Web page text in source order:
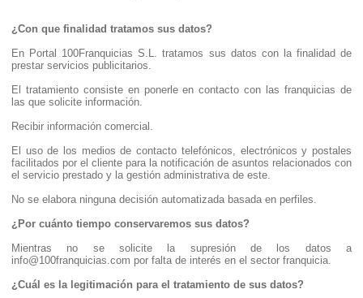
¿Con que finalidad tratamos sus datos?
En Portal 100Franquicias S.L. tratamos sus datos con la finalidad de
prestar servicios publicitarios.
El tratamiento consiste en ponerle en contacto con las franquicias de
las que solicite información.
Recibir información comercial.
El uso de los medios de contacto telefónicos, electrónicos y postales
facilitados por el cliente para la notificación de asuntos relacionados con
el servicio prestado y la gestión administrativa de este.
No se elabora ninguna decisión automatizada basada en perfiles.
¿Por cuánto tiempo conservaremos sus datos?
Mientras no se solicite la supresión de los datos a
info@100franquicias.com por falta de interés en el sector franquicia.
¿Cuál es la legitimación para el tratamiento de sus datos?